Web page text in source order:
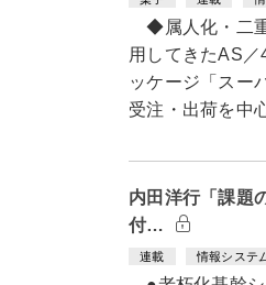
◆属人化・二
用してきたAS
ッケージ「スー
受注・出荷を中
内田洋行「課題
付…
連載 情報システ